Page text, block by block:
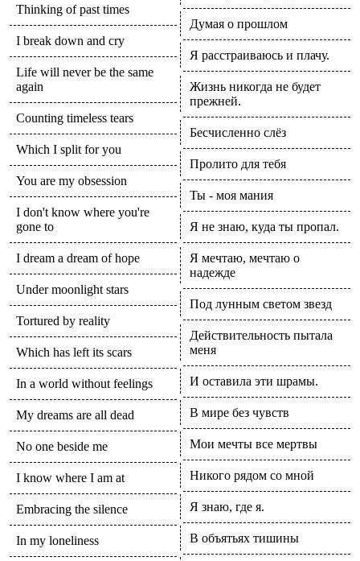
Thinking of past times
I break down and cry
Life will never be the same
again
Counting timeless tears
Which I split for you
You are my obsession
I don't know where you're
gone to
I dream a dream of hope
Under moonlight stars
Tortured by reality
Which has left its scars
In a world without feelings
My dreams are all dead
No one beside me
I know where I am at
Embracing the silence
In my loneliness
Думая о прошлом
Я расстраиваюсь и плачу.
Жизнь никогда не будет
прежней.
Бесчисленно слёз
Пролито для тебя
Ты - моя мания
Я не знаю, куда ты пропал.
Я мечтаю, мечтаю о
надежде
Под лунным светом звезд
Действительность пытала
меня
И оставила эти шрамы.
В мире без чувств
Мои мечты все мертвы
Никого рядом со мной
Я знаю, где я.
В объятьях тишины